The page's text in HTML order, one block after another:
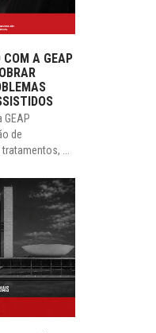
COM A GEAP
GEAP
de
...